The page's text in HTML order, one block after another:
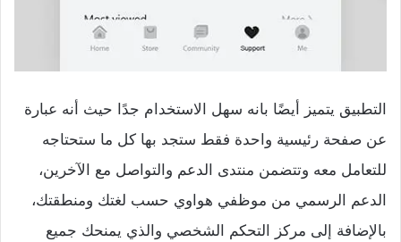
التطبيق يتميز أيضًا بانه سهل الاستخدام جدًا حيث أنه عبارة
عن صفحة رئيسية واحدة فقط ستجد بها كل ما ستحتاجه
للتعامل معه وتتضمن منتدى الدعم والتواصل مع الآخرين،
الدعم الرسمي من موظفي هواوي حسب لغتك ومنطقتك،
بالإضافة إلى مركز التحكم الشخصي والذي يمنحك جميع